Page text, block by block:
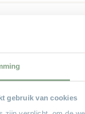
gebruik van cookies